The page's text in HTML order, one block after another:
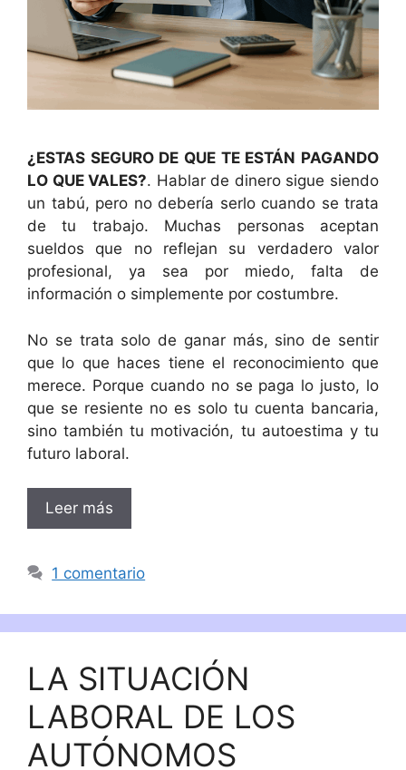
¿ESTAS SEGURO DE QUE TE ESTÁN PAGANDO
LO QUE VALES?. Hablar de dinero sigue siendo
un tabú, pero no debería serlo cuando se trata
de tu trabajo. Muchas personas aceptan
sueldos que no reflejan su verdadero valor
profesional, ya sea por miedo, falta de
información o simplemente por costumbre.
No se trata solo de ganar más, sino de sentir
que lo que haces tiene el reconocimiento que
merece. Porque cuando no se paga lo justo, lo
que se resiente no es solo tu cuenta bancaria,
sino también tu motivación, tu autoestima y tu
futuro laboral.
Leer más
1 comentario
LA SITUACIÓN
LABORAL DE LOS
AUTÓNOMOS